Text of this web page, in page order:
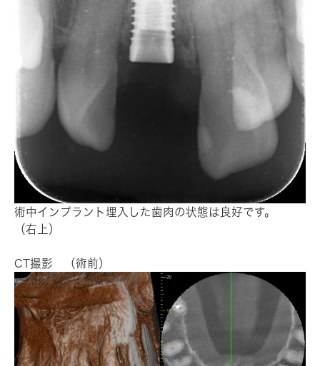
術中インプラント埋入した歯肉の状態は良好です。
（右上）
CT撮影 （術前）